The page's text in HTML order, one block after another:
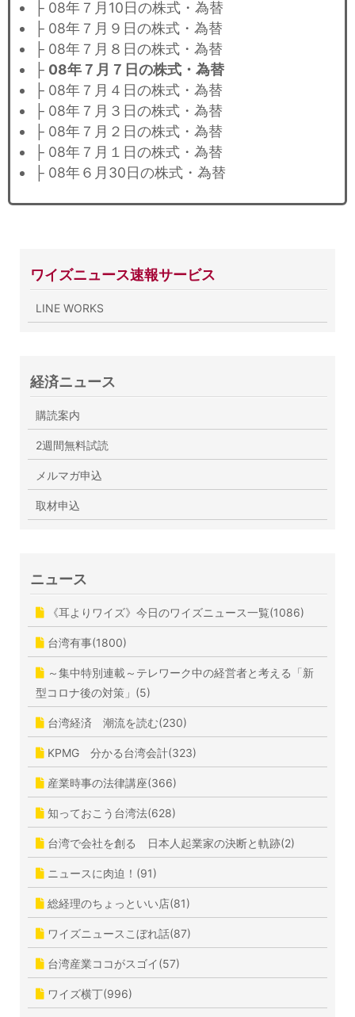
├ 08年７月10日の株式・為替
├ 08年７月９日の株式・為替
├ 08年７月８日の株式・為替
├ 08年７月７日の株式・為替
├ 08年７月４日の株式・為替
├ 08年７月３日の株式・為替
├ 08年７月２日の株式・為替
├ 08年７月１日の株式・為替
├ 08年６月30日の株式・為替
ワイズニュース速報サービス
LINE WORKS
経済ニュース
購読案内
2週間無料試読
メルマガ申込
取材申込
ニュース
《耳よりワイズ》今日のワイズニュース一覧(1086)
台湾有事(1800)
～集中特別連載～テレワーク中の経営者と考える「新
型コロナ後の対策」(5)
台湾経済 潮流を読む(230)
KPMG 分かる台湾会計(323)
産業時事の法律講座(366)
知っておこう台湾法(628)
台湾で会社を創る 日本人起業家の決断と軌跡(2)
ニュースに肉迫！(91)
総経理のちょっといい店(81)
ワイズニュースこぼれ話(87)
台湾産業ココがスゴイ(57)
ワイズ横丁(996)